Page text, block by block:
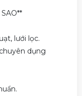
lưới lọc.
dụng